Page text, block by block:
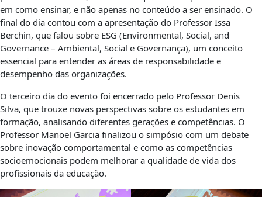
em como ensinar, e não apenas no conteúdo a ser ensinado. O
final do dia contou com a apresentação do Professor Issa
Berchin, que falou sobre ESG (Environmental, Social, and
Governance – Ambiental, Social e Governança), um conceito
essencial para entender as áreas de responsabilidade e
desempenho das organizações.
O terceiro dia do evento foi encerrado pelo Professor Denis
Silva, que trouxe novas perspectivas sobre os estudantes em
formação, analisando diferentes gerações e competências. O
Professor Manoel Garcia finalizou o simpósio com um debate
sobre inovação comportamental e como as competências
socioemocionais podem melhorar a qualidade de vida dos
profissionais da educação.